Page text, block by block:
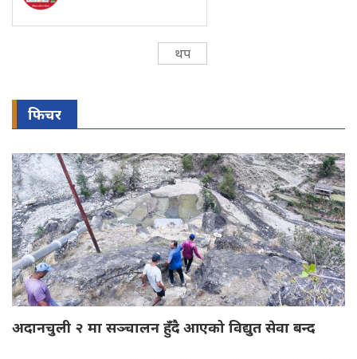
थप
फिचर
अदानचुली २ मा सञ्चालन हुँदै आएको विद्युत सेवा बन्द